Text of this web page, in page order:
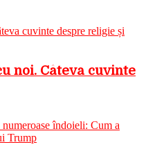
noi. Câteva cuvinte